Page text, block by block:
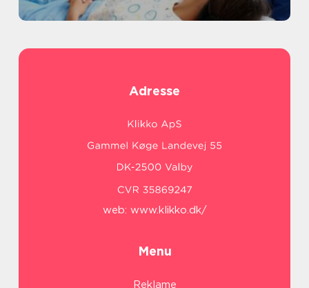
Adresse
web: www.klikko.dk/
Menu
Reklame